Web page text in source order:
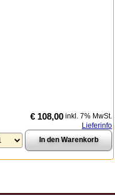
€ 108,00 inkl. 7% MwSt.
Lieferinfo